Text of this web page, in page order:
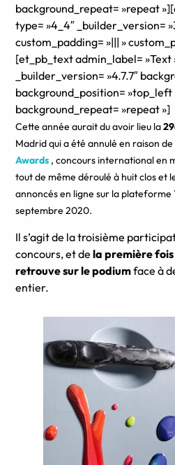
background_repeat= »repeat
type= »4_4″ _builder_version=
custom_padding= »||| »
[et_pb_text admin_label= »Text
_builder_version= »4.7.7″
background_position= »top_left
background_repeat= »repeat »]
Cette année aurait du avoir lieu la
Madrid qui a été annulé en raison
Awards , concours international en
tout de même déroulé à huit clos et
annoncés en ligne sur la plateforme
septembre 2020.
Il s’agit de la troisième
concours, et dela première
retrouve sur le podiumface à
entier.